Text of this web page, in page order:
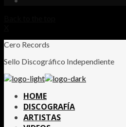
Cero Records
Sello Discográfico Independiente
HOME
DISCOGRAFÍA
ARTISTAS